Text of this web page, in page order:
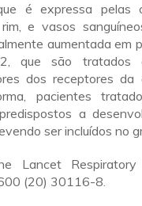
é expressa pelas
e vasos
aumentada em
que são tratados
dos receptores
pacientes
a
ser incluídos no
Lancet
(20) 30116-8.